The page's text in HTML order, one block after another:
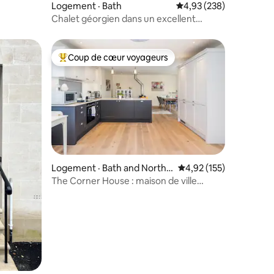
Logement · Bath Note moyenne de
4,93 (238)
Chalet géorgien dans un excellent
Coup de cœur voyageurs parmi les plus aimés
Coup de cœur voyageurs
Logement · Bath and North E
ast Somerset
Note moyenne de
4,92 (155)
The Corner House : maison de ville